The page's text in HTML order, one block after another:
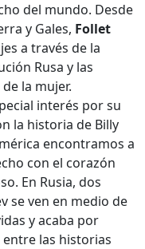
del mundo. Desde
y Gales, Follet
a través de la
Rusa y las
la mujer.
interés por su
la historia de Billy
encontramos a
con el corazón
En Rusia, dos
se ven en medio de
y acaba por
las historias